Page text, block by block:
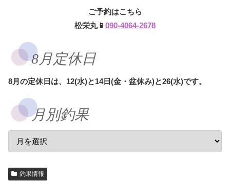
ご予約はこちら
松栄丸📱 090-4064-2678
8月定休日
8月の定休日は、12(水)と14日(金・盆休み)と26(水)です。
月別釣果
釣果情報